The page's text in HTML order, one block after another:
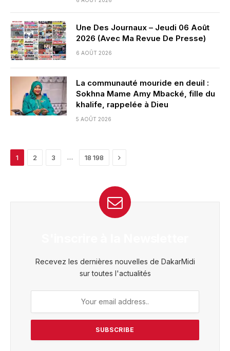
Une Des Journaux – Jeudi 06 Août
2026 (Avec Ma Revue De Presse)
6 AOÛT 2026
La communauté mouride en deuil :
Sokhna Mame Amy Mbacké, fille du
khalife, rappelée à Dieu
5 AOÛT 2026
1 2 3 … 18 198 Next
Recevez les dernières nouvelles de DakarMidi
sur toutes l'actualités